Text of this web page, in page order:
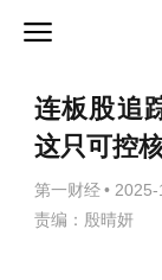
连板股追
这只可控
第一财经 • 2025-
责编：殷晴妍